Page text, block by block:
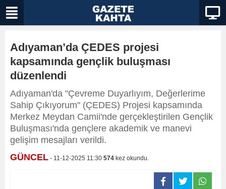
Adıyaman’da ÇEDES projesi
kapsamında gençlik buluşması
düzenlendi
Adıyaman'da "Çevreme Duyarlıyım, Değerlerime
Sahip Çıkıyorum" (ÇEDES) Projesi kapsamında
Merkez Meydan Camii'nde gerçekleştirilen Gençlik
Buluşması'nda gençlere akademik ve manevi
gelişim mesajları verildi.
GÜNCEL - 11-12-2025 11:30 574 kez okundu.